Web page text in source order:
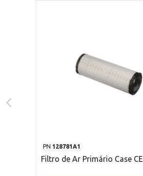
PN 128781A1
Filtro de Ar Primário Case CE